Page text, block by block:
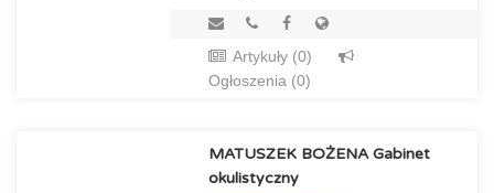
Artykuły (0)
Ogłoszenia (0)
MATUSZEK BOŻENA Gabinet
okulistyczny